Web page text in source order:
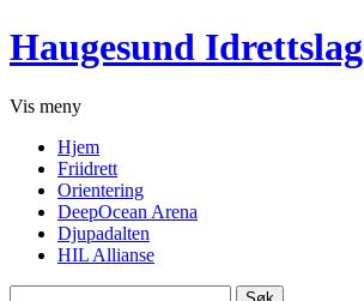
Haugesund Idrettslag
Vis meny
Hjem
Friidrett
Orientering
DeepOcean Arena
Djupadalten
HIL Allianse